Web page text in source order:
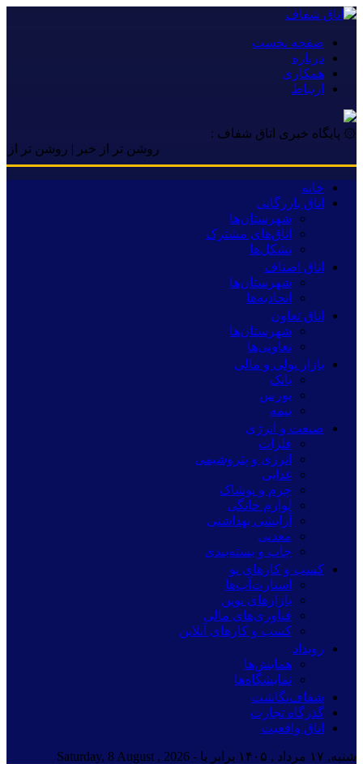
صفحه نخست
درباره
همکاری
ارتباط
۞ پایگاه خبری اتاق شفاف :
روشن تر از خبر | روشن تر از
خانه
اتاق بازرگانی
شهرستان‌ها
اتاق‌های مشترک
تشکل‌ها
اتاق اصناف
شهرستان‌ها
اتحادیه‌ها
اتاق تعاون
شهرستان‌ها
تعاونی‌ها
بازار پولی و مالی
بانک
بورس
بیمه
صنعت و انرژی
فلزات
انرژی و پتروشیمی
غذایی
چرم و پوشاک
لوازم خانگی
آرایشی بهداشتی
معدنی
چاپ و بسته‌بندی
کسب و کارهای نو
استارت‌آپ‌ها
بازارهای نوین
فناوری‌های مالی
کسب و کارهای آنلاین
رویداد
همایش‌ها
نمایشگاه‌ها
شفاف‌نگاشت
گذرگاه تجارت
اتاق واقعیت
شنبه, ۱۷ مرداد , ۱۴۰۵ برابر با - Saturday, 8 August , 2026